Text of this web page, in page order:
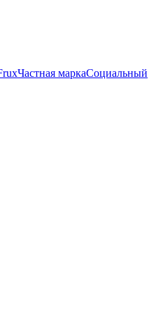
Частная маркаСоциальный